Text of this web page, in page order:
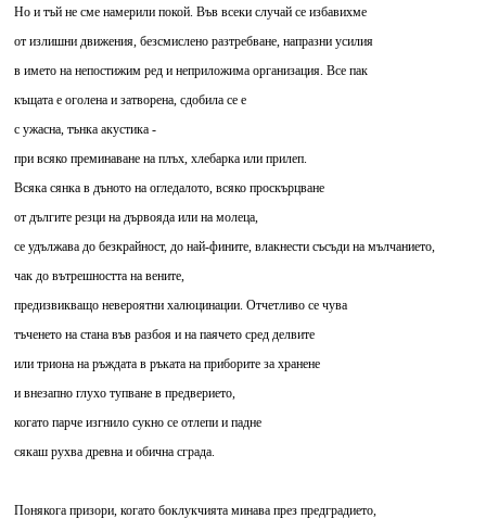
Но и тъй не сме намерили покой. Във всеки случай се избавихме
от излишни движения, безсмислено разтребване, напразни усилия
в името на непостижим ред и неприложима организация. Все пак
къщата е оголена и затворена, сдобила се е
с ужасна, тънка акустика -
при всяко преминаване на плъх, хлебарка или прилеп.
Всяка сянка в дъното на огледалото, всяко проскърцване
от дългите резци на дървояда или на молеца,
се удължава до безкрайност, до най-фините, влакнести съсъди на мълчанието,
чак до вътрешността на вените,
предизвикващо невероятни халюцинации. Отчетливо се чува
тъченето на стана във разбоя и на паячето сред делвите
или триона на ръждата в ръката на приборите за хранене
и внезапно глухо тупване в предверието,
когато парче изгнило сукно се отлепи и падне
сякаш рухва древна и обична сграда.
Понякога призори, когато боклукчията минава през предградието,